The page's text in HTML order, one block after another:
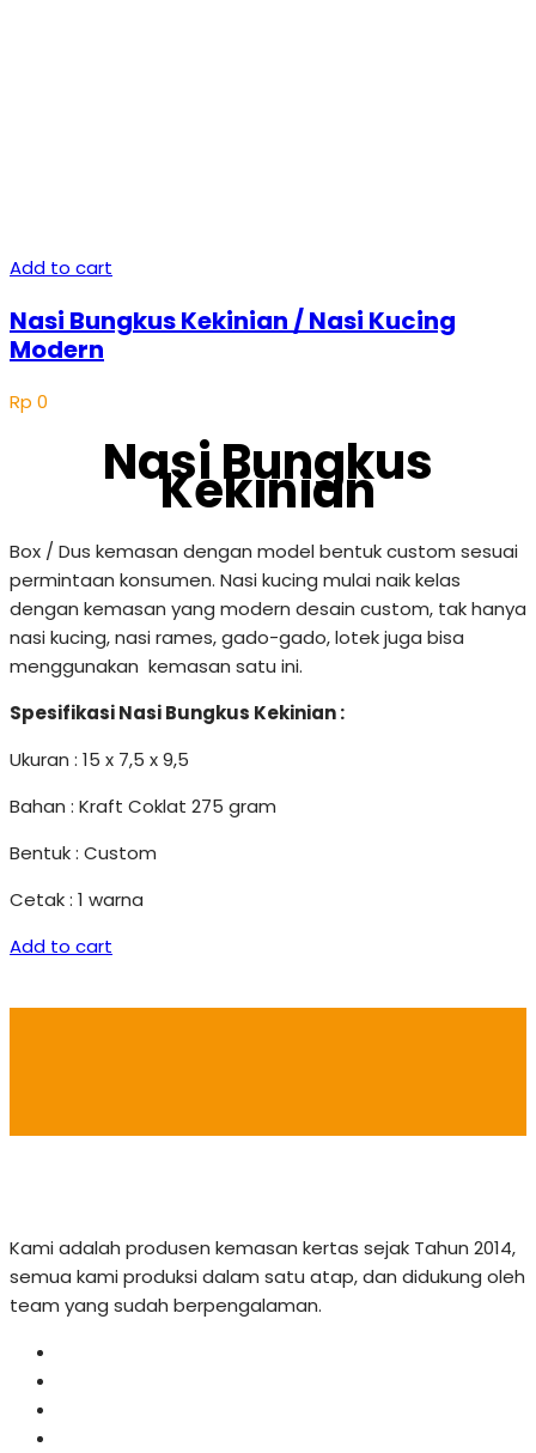
Add to cart
Nasi Bungkus Kekinian / Nasi Kucing
Modern
Rp 0
Nasi Bungkus
Kekinian
Box / Dus kemasan dengan model bentuk custom sesuai
permintaan konsumen. Nasi kucing mulai naik kelas
dengan kemasan yang modern desain custom, tak hanya
nasi kucing, nasi rames, gado-gado, lotek juga bisa
menggunakan kemasan satu ini.
Spesifikasi Nasi Bungkus Kekinian :
Ukuran : 15 x 7,5 x 9,5
Bahan : Kraft Coklat 275 gram
Bentuk : Custom
Cetak : 1 warna
Add to cart
Kami adalah produsen kemasan kertas sejak Tahun 2014,
semua kami produksi dalam satu atap, dan didukung oleh
team yang sudah berpengalaman.